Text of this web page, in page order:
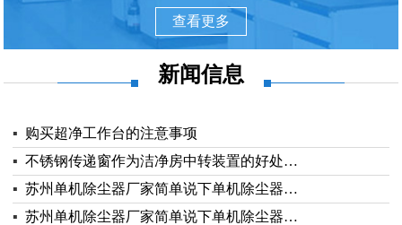
查看更多
新闻信息
▪ 购买超净工作台的注意事项
▪ 不锈钢传递窗作为洁净房中转装置的好处…
▪ 苏州单机除尘器厂家简单说下单机除尘器…
▪ 苏州单机除尘器厂家简单说下单机除尘器…